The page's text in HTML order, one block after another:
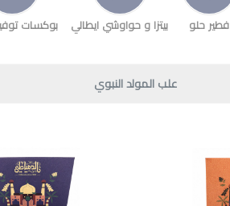
فطير حلو بيتزا و حواوشي ايطالي بوكسات
علب المولد النبوي